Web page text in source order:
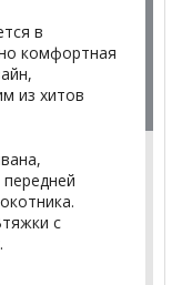
в
комфортная
из хитов
с